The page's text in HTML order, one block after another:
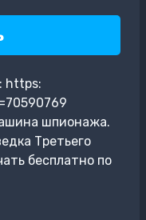
https:
шпионажа.
Третьего
бесплатно по